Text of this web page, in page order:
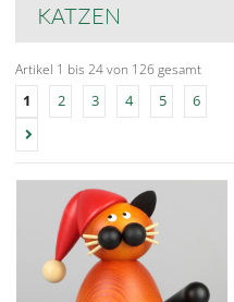
KATZEN
Artikel 1 bis 24 von 126 gesamt
1
2 3 4 5 6